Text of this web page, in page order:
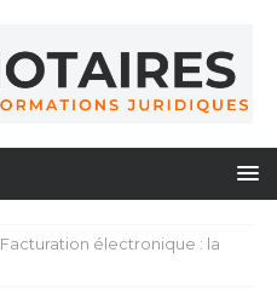
Facturation électronique : la